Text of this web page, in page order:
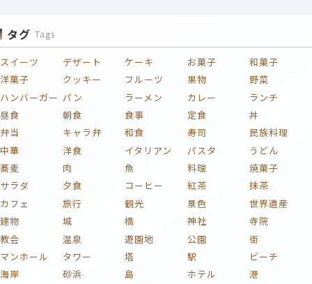
タグ Tags
スイーツ デザート ケーキ お菓子
和菓子
洋菓子
クッキー フルーツ 果物
野菜
ハンバーガー パン ラーメン カレー
ランチ
昼食
朝食 食事 定食
丼
弁当
キャラ弁 和食 寿司
民族料理
中華
洋食 イタリアン パスタ
うどん
蕎麦
肉 魚 料理
焼菓子
サラダ
夕食 コーヒー 紅茶
抹茶
カフェ
旅行 観光 景色
世界遺産
建物
城 橋 神社
寺院
教会
温泉 遊園地 公園
街
マンホール
タワー 塔 駅
ビーチ
海岸
砂浜 島 ホテル
港